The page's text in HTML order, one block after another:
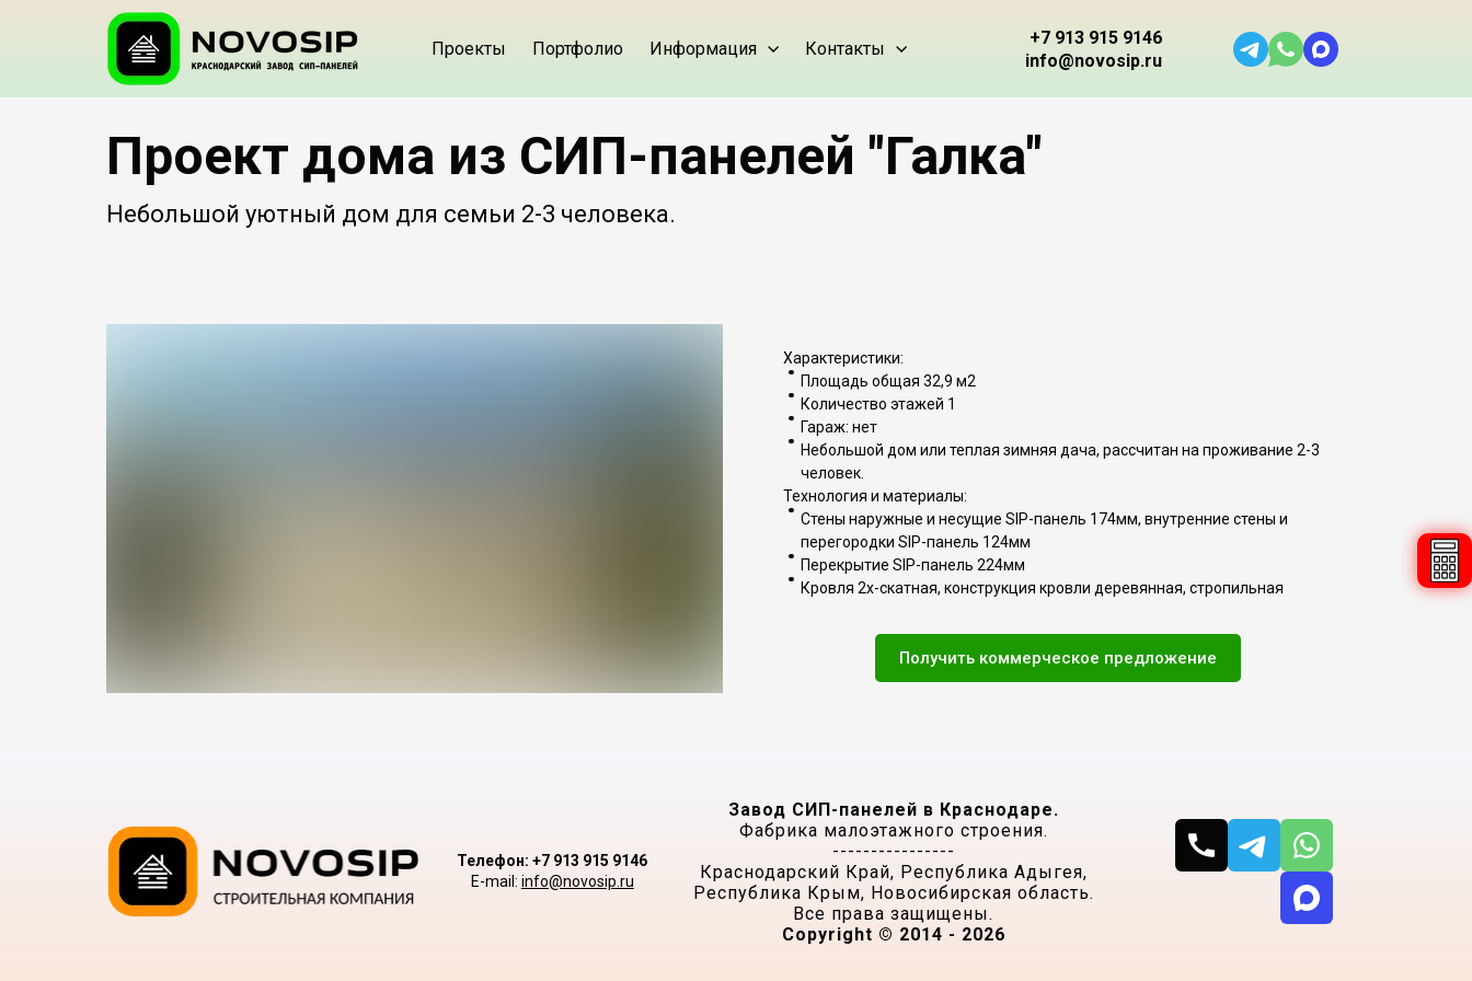
Проекты Портфолио Информация Контакты
+7 913 915 9146
info@novosip.ru
Проект дома из СИП-панелей "Галка"
Небольшой уютный дом для семьи 2-3 человека.
Характеристики:
Площадь общая 32,9 м2
Количество этажей 1
Гараж: нет
Небольшой дом или теплая зимняя дача, рассчитан на проживание 2-3
человек.
Технология и материалы:
Стены наружные и несущие SIP-панель 174мм, внутренние стены и
перегородки SIP-панель 124мм
Перекрытие SIP-панель 224мм
Кровля 2х-скатная, конструкция кровли деревянная, стропильная
Получить коммерческое предложение
Телефон: +7 913 915 9146
E-mail: info@novosip.ru
Завод СИП-панелей в Краснодаре.
Фабрика малоэтажного строения.
----------------
Краснодарский Край, Республика Адыгея,
Республика Крым, Новосибирская область.
Все права защищены.
Copyright © 2014 - 2026